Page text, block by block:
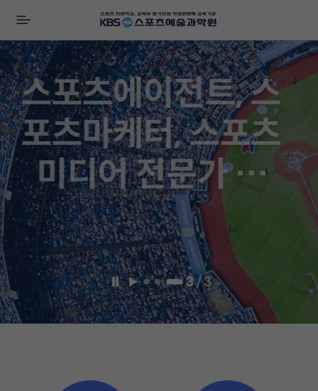
전
체
메
뉴
비
니
스
배
너
스포츠에이전트, 스
포츠마케터, 스포츠
미디어 전문가 양
성!!
일
시
정
재
생
3/3